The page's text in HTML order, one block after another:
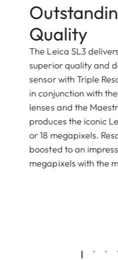
Quality
The Leica SL3
superior quality and
sensor with Triple
in conjunction with
lenses and the
produces the iconic
or 18 megapixels.
boosted to an
megapixels with the